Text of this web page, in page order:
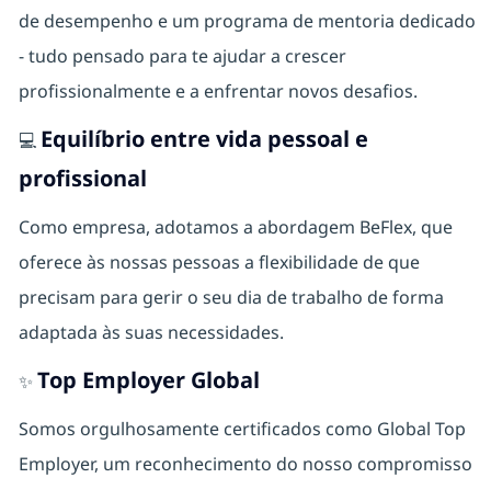
de desempenho e um programa de mentoria dedicado
- tudo pensado para te ajudar a crescer
profissionalmente e a enfrentar novos desafios.
💻 Equilíbrio entre vida pessoal e
profissional
Como empresa, adotamos a abordagem BeFlex, que
oferece às nossas pessoas a flexibilidade de que
precisam para gerir o seu dia de trabalho de forma
adaptada às suas necessidades.
✨ Top Employer Global
Somos orgulhosamente certificados como Global Top
Employer, um reconhecimento do nosso compromisso